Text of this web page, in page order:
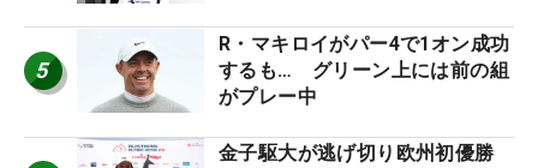
5
R・マキロイがパー4で1オン成功
するも… グリーン上には前の組
がプレー中
金子駆大が逃げ切り欧州初優勝